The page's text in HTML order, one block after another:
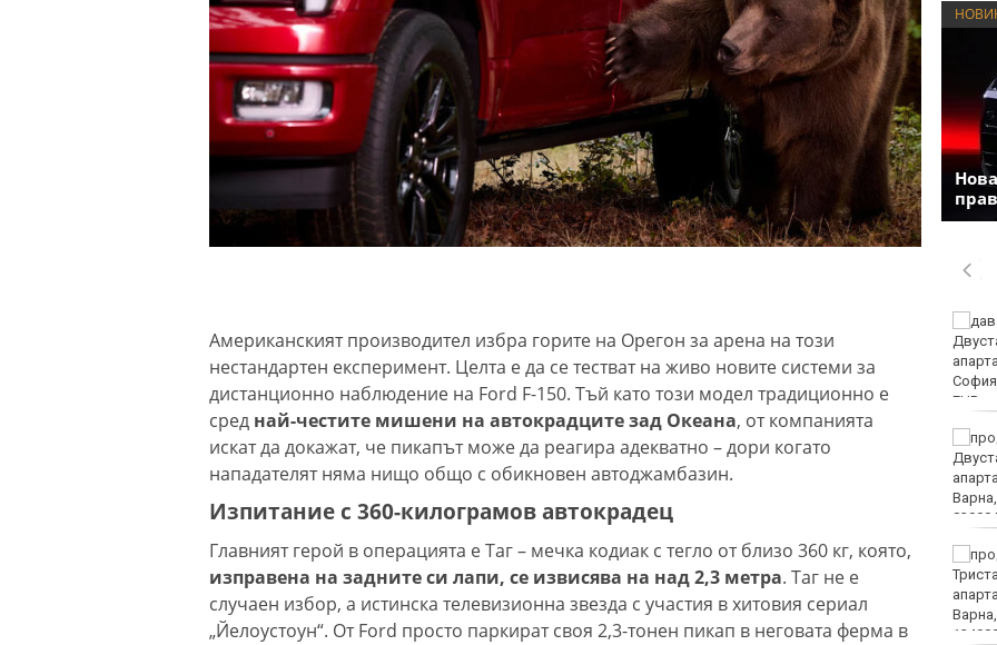
Американският производител избра горите на Орегон за арена на този
нестандартен експеримент. Целта е да се тестват на живо новите системи за
дистанционно наблюдение на Ford F-150. Тъй като този модел традиционно е
сред най-честите мишени на автокрадците зад Океана, от компанията
искат да докажат, че пикапът може да реагира адекватно – дори когато
нападателят няма нищо общо с обикновен автоджамбазин.
Изпитание с 360-килограмов автокрадец
Главният герой в операцията е Таг – мечка кодиак с тегло от близо 360 кг, която,
изправена на задните си лапи, се извисява на над 2,3 метра. Таг не е
случаен избор, а истинска телевизионна звезда с участия в хитовия сериал
„Йелоустоун“. От Ford просто паркират своя 2,3-тонен пикап в неговата ферма в
насочвали умишлено
дрон към България
август - 16 август 2026
Полицията във Варна
излезе с призив и
плажуващите